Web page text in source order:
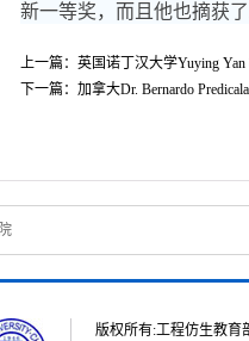
新一等奖，而且他也摘获了
上一篇：英国诺丁汉大学Yuying
下一篇：加拿大Dr. Bernardo
版权所有:工程仿生教育